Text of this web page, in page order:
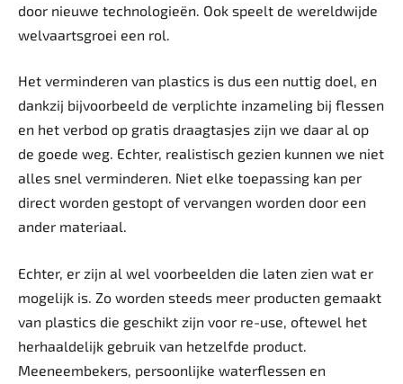
door nieuwe technologieën. Ook speelt de wereldwijde
welvaartsgroei een rol.
Het verminderen van plastics is dus een nuttig doel, en
dankzij bijvoorbeeld de verplichte inzameling bij flessen
en het verbod op gratis draagtasjes zijn we daar al op
de goede weg. Echter, realistisch gezien kunnen we niet
alles snel verminderen. Niet elke toepassing kan per
direct worden gestopt of vervangen worden door een
ander materiaal.
Echter, er zijn al wel voorbeelden die laten zien wat er
mogelijk is. Zo worden steeds meer producten gemaakt
van plastics die geschikt zijn voor re-use, oftewel het
herhaaldelijk gebruik van hetzelfde product.
Meeneembekers, persoonlijke waterflessen en